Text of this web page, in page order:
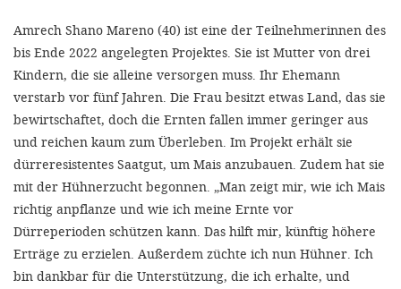
Amrech Shano Mareno (40) ist eine der Teilnehmerinnen des
bis Ende 2022 angelegten Projektes. Sie ist Mutter von drei
Kindern, die sie alleine versorgen muss. Ihr Ehemann
verstarb vor fünf Jahren. Die Frau besitzt etwas Land, das sie
bewirtschaftet, doch die Ernten fallen immer geringer aus
und reichen kaum zum Überleben. Im Projekt erhält sie
dürreresistentes Saatgut, um Mais anzubauen. Zudem hat sie
mit der Hühnerzucht begonnen. „Man zeigt mir, wie ich Mais
richtig anpflanze und wie ich meine Ernte vor
Dürreperioden schützen kann. Das hilft mir, künftig höhere
Erträge zu erzielen. Außerdem züchte ich nun Hühner. Ich
bin dankbar für die Unterstützung, die ich erhalte, und